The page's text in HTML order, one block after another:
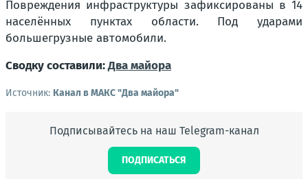
Повреждения инфраструктуры зафиксированы в 14
населённых пунктах области. Под ударами
большегрузные автомобили.
Сводку составили:Два майора
Источник: Канал в МАКС "Два майора"
Подписывайтесь на наш Telegram-канал
ПОДПИСАТЬСЯ